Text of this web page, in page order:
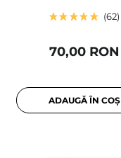
62
70,00 RON
ADAUGĂ ÎN COȘ